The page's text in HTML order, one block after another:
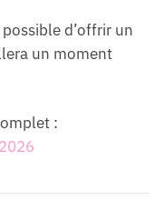
d’offrir un
un moment
: